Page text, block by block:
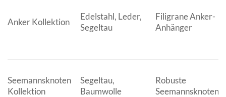
Anker Kollektion
Edelstahl, Leder,
Segeltau
Filigrane Anker-
Anhänger
Seemannsknoten
Kollektion
Segeltau,
Baumwolle
Robuste
Seemannsknoten